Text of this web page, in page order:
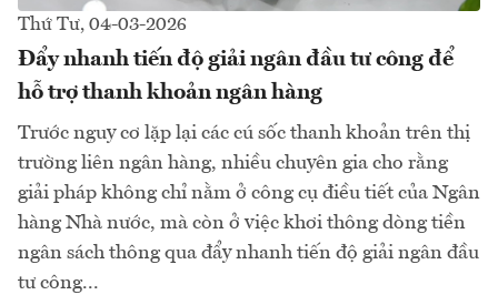
Thứ Tư, 04-03-2026
Đẩy nhanh tiến độ giải ngân đầu tư công để
hỗ trợ thanh khoản ngân hàng
Trước nguy cơ lặp lại các cú sốc thanh khoản trên thị
trường liên ngân hàng, nhiều chuyên gia cho rằng
giải pháp không chỉ nằm ở công cụ điều tiết của Ngân
hàng Nhà nước, mà còn ở việc khơi thông dòng tiền
ngân sách thông qua đẩy nhanh tiến độ giải ngân đầu
tư công...